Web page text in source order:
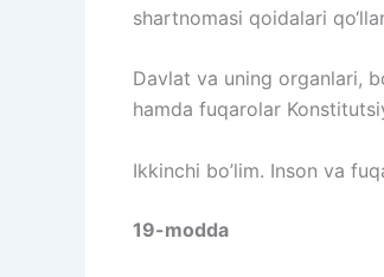
shartnomasi qoidalari
Davlat va uning organlari,
hamda fuqarolar
Ikkinchi bo’lim. Inson va
19-modda